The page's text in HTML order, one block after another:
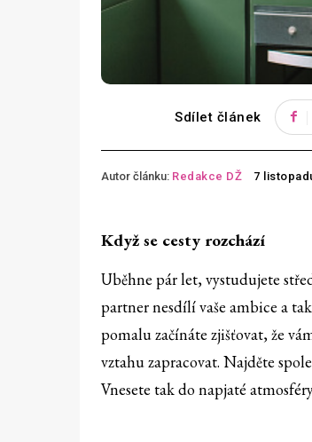
Sdílet článek
Autor článku: Redakce DŽ 7
Když se cesty rozchází
Uběhne pár let, vystudujete
partner nesdílí vaše ambice a
pomalu začínáte zjišťovat, že
vztahu zapracovat. Najděte
Vnesete tak do napjaté